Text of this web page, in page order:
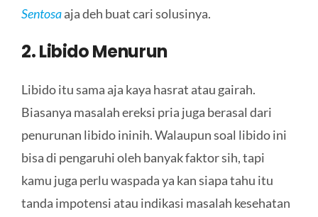
Sentosaaja deh buat cari solusinya.
2. Libido Menurun
Libido itu sama aja kaya hasrat atau gairah.
Biasanya masalah ereksi pria juga berasal dari
penurunan libido ininih. Walaupun soal libido ini
bisa di pengaruhi oleh banyak faktor sih, tapi
kamu juga perlu waspada ya kan siapa tahu itu
tanda impotensi atau indikasi masalah kesehatan